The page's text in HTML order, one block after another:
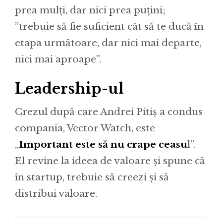
prea mulți, dar nici prea puțini;
”trebuie să fie suficient cât să te ducă în
etapa următoare, dar nici mai departe,
nici mai aproape”.
Leadership-ul
Crezul după care Andrei Pitiș a condus
compania, Vector Watch, este
„Important este să nu crape ceasul”.
El revine la ideea de valoare și spune că
în startup, trebuie să creezi și să
distribui valoare.